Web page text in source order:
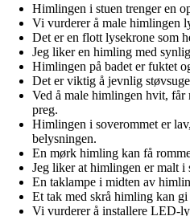
Himlingen i stuen trenger en
Vi vurderer å male himlingen
Det er en flott lysekrone som
Jeg liker en himling med
Himlingen på badet er fuktet
Det er viktig å jevnlig
Ved å male himlingen hvit, får
preg.
Himlingen i soverommet er
belysningen.
En mørk himling kan få
Jeg liker at himlingen er malt i
En taklampe i midten av
Et tak med skrå himling kan gi
Vi vurderer å installere LED-